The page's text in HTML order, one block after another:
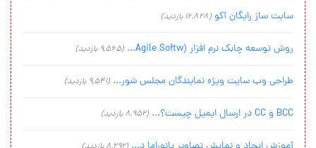
سایت ساز رایگان آکو (16,828 بازدید)
روش توسعه چابک نرم افزار (Agile Softw... (9,565 بازدید)
طراحی وب سایت ویژه نمایندگان مجلس شور... (9,541 بازدید)
BCC و CC در ارسال ایمیل چیست؟... (8,952 بازدید)